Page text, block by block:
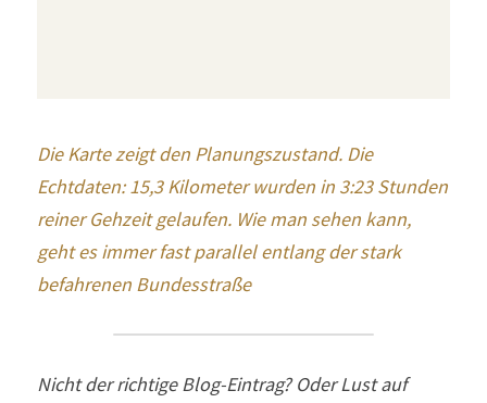
Die Karte zeigt den Planungszustand. Die
Echtdaten: 15,3 Kilometer wurden in 3:23 Stunden
reiner Gehzeit gelaufen. Wie man sehen kann,
geht es immer fast parallel entlang der stark
befahrenen Bundesstraße
Nicht der richtige Blog-Eintrag? Oder Lust auf